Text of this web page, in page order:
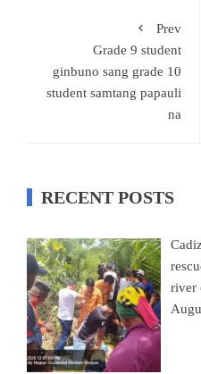
Prev
Grade 9 student
ginbuno sang grade 10
student samtang papauli
na
RECENT POSTS
river